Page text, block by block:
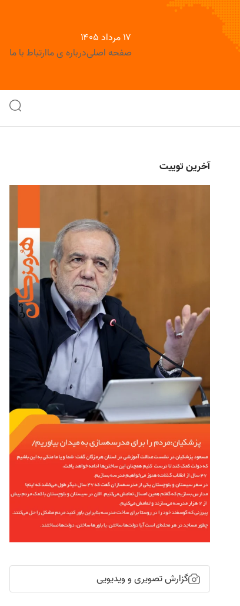
۱۷ مرداد ۱۴۰۵
صفحه اصلیدرباره ی ماارتباط با ما
آخرین توییت
گزارش تصویری و ویدیویی